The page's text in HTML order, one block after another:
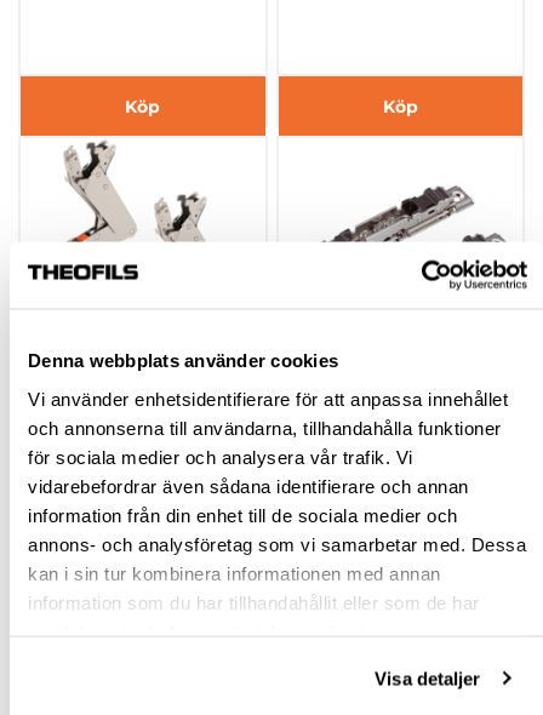
Denna webbplats använder cookies
Vi använder enhetsidentifierare för att anpassa innehållet
och annonserna till användarna, tillhandahålla funktioner
för sociala medier och analysera vår trafik. Vi
vidarebefordrar även sådana identifierare och annan
information från din enhet till de sociala medier och
annons- och analysföretag som vi samarbetar med. Dessa
kan i sin tur kombinera informationen med annan
information som du har tillhandahållit eller som de har
Visa detaljer
Köp Köp
AVENTOS HS TOP
LYFTARM 22S3500
SYMMETRISK SH=350-
800 MM
600904.44
976,50 kr inkl. moms
AVENTOS
HS/HL/HK/HK TOP
FRONTBESLAG
20S4200 (2ST)
SKRUVNING
600901.45
75,91 kr inkl. moms
Köp